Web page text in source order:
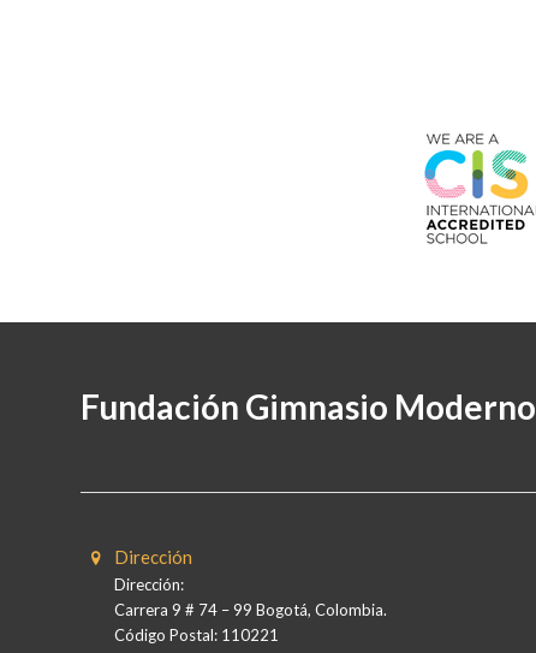
Fundación Gimnasio Moderno
Dirección
Dirección:
Carrera 9 # 74 – 99 Bogotá, Colombia.
Código Postal: 110221